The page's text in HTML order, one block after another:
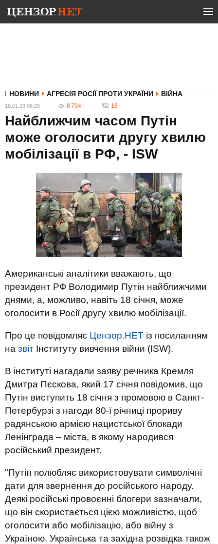
НОВИНИ АГРЕСІЯ РОСІЇ ПРОТИ УКРАЇНИ ВІЙНА
18.01.23 06:29 8 794 18
Найближчим часом Путін
може оголосити другу хвилю
мобілізації в РФ, - ISW
Американські аналітики вважають, що
президент РФ Володимир Путін найближчими
днями, а, можливо, навіть 18 січня, може
оголосити в Росії другу хвилю мобілізації.
Про це повідомляє Цензор.НЕТ із посиланням
на звіт Інституту вивчення війни (ISW).
В інституті нагадали заяву речника Кремля
Дмитра Пєскова, який 17 січня повідомив, що
Путін виступить 18 січня з промовою в Санкт-
Петербурзі з нагоди 80-ї річниці прориву
радянською армією нацистської блокади
Ленінграда – міста, в якому народився
російський президент.
"Путін полюбляє використовувати символічні
дати для звернення до російського народу.
Деякі російські провоєнні блогери зазначали,
що він скористається цією можливістю, щоб
оголосити або мобілізацію, або війну з
Україною. Українська та західна розвідка також